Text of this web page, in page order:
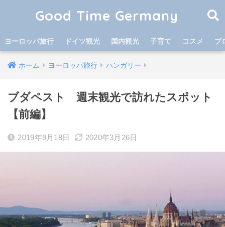
Good Time Germany
ヨーロッパ旅行 ドイツ観光 国内観光 子育て コスメ プ
ホーム ヨーロッパ旅行 ハンガリー
ブダペスト 週末観光で訪れたスポット
【前編】
2019年9月18日 2020年3月26日